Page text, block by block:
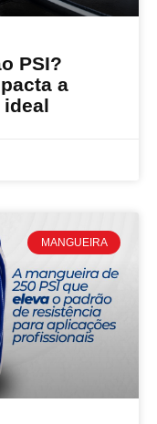
PSI?
a
ideal
MANGUEIRA